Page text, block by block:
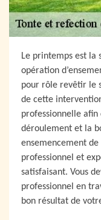
Le printemps est la
opération
pour rôle revêtir le
de cette
professionnelle
déroulement et la
ensemencement
professionnel et
satisfaisant. Vous
professionnel en
bon résultat de